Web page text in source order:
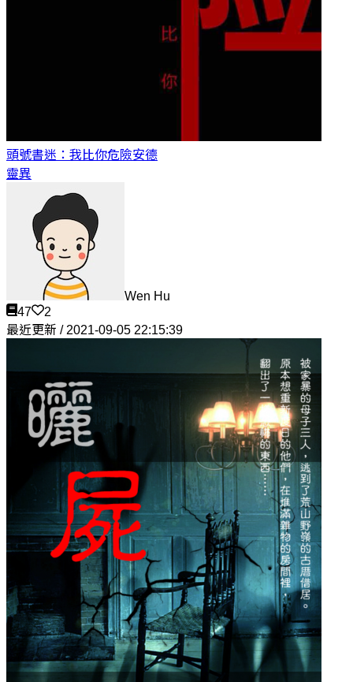
頭號書迷：我比你危險安德
靈異
Wen Hu
47
2
最近更新 / 2021-09-05 22:15:39